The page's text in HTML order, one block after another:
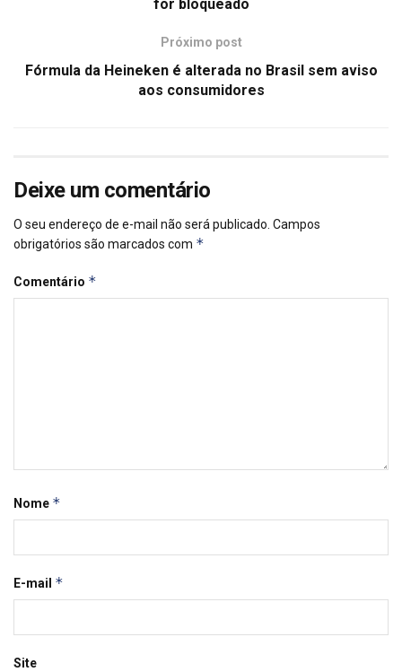
for bloqueado
Próximo post
Fórmula da Heineken é alterada no Brasil sem aviso
aos consumidores
Deixe um comentário
O seu endereço de e-mail não será publicado. Campos
obrigatórios são marcados com *
Comentário *
Nome *
E-mail *
Site